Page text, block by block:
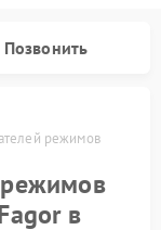
Позвонить
режимов
в